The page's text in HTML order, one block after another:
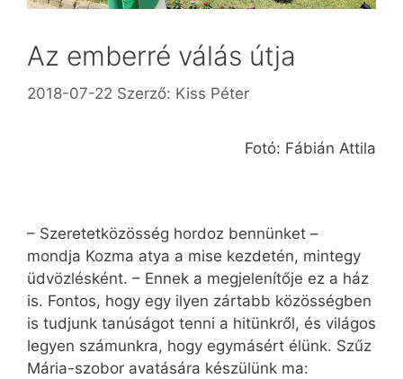
Az emberré válás útja
2018-07-22 Szerző: Kiss Péter
Fotó: Fábián Attila
– Szeretetközösség hordoz bennünket –
mondja Kozma atya a mise kezdetén, mintegy
üdvözlésként. – Ennek a megjelenítője ez a ház
is. Fontos, hogy egy ilyen zártabb közösségben
is tudjunk tanúságot tenni a hitünkről, és világos
legyen számunkra, hogy egymásért élünk. Szűz
Mária-szobor avatására készülünk ma: